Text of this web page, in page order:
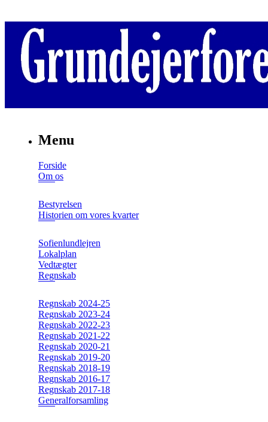
Menu
Forside
Om os
Bestyrelsen
Historien om vores kvarter
Sofienlundlejren
Lokalplan
Vedtægter
Regnskab
Regnskab 2024-25
Regnskab 2023-24
Regnskab 2022-23
Regnskab 2021-22
Regnskab 2020-21
Regnskab 2019-20
Regnskab 2018-19
Regnskab 2016-17
Regnskab 2017-18
Generalforsamling